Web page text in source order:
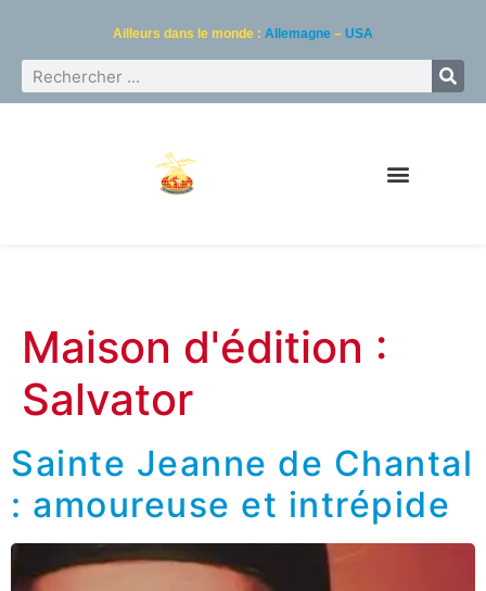
Ailleurs dans le monde : Allemagne – USA
Maison d'édition :
Salvator
Sainte Jeanne de Chantal
: amoureuse et intrépide